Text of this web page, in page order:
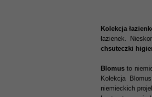
Kolekcja
łazienek.
chsuteczki
Blomus to
Kolekcja
niemieckich